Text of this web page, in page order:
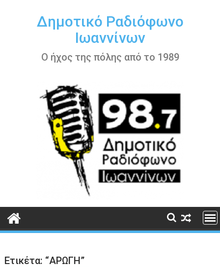
περιεχόμενοΔημοτικό Ραδιόφωνο
Ιωαννίνων
Ο ήχος της πόλης από το 1989
Ετικέτα: “ΑΡΩΓΗ”